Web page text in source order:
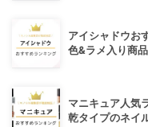
アイシャドウお
色&ラメ入り商
マニキュア人気
乾タイプのネイ